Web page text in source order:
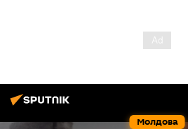
Молдова